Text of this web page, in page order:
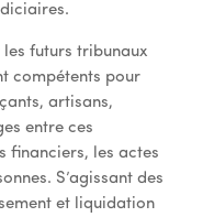
les futurs tribunaux
compétents pour
artisans,
entre ces
financiers, les actes
S’agissant des
et liquidation